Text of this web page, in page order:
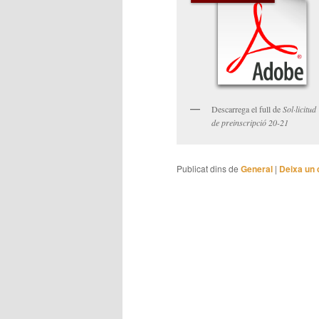
Descarrega el full deSol·licitud
de preinscripció 20-21
Publicat dins de General | Deixa un